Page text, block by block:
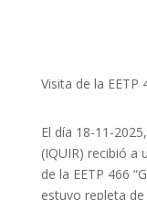
Visita de la EETP
El día 18-11-
(IQUIR) recibió a
de la EETP 466
estuvo repleta